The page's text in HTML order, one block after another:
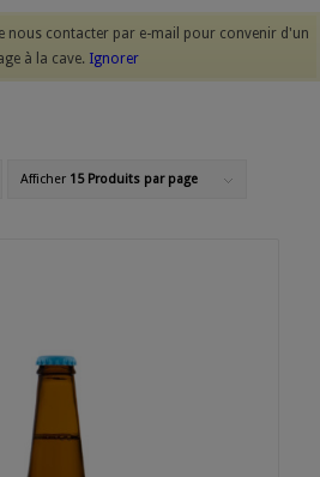
nous contacter par e-mail pour convenir d'un
à la cave. Ignorer
Afficher 15 Produits par page